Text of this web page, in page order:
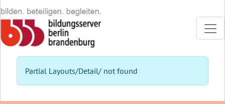
Direkt zur Hauptnavigation springen
Direkt zum Inhalt springen
Partial Layouts/Detail/ not found
Bildungsserver Berlin -Brandenburg
Startseite
KI im Fachunterricht einsetzen